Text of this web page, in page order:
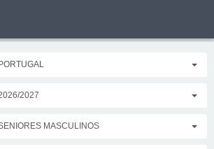
PORTUGAL
2027
MASCULINOS